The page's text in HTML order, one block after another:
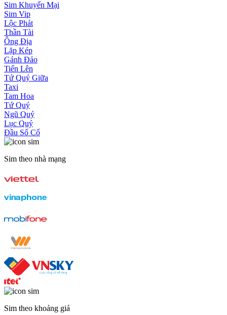
Sim Khuyến Mại
Sim Vip
Lộc Phát
Thần Tài
Ông Địa
Lặp Kép
Gánh Đảo
Tiến Lên
Tứ Quý Giữa
Taxi
Tam Hoa
Tứ Quý
Ngũ Quý
Lục Quý
Đầu Số Cổ
Sim theo nhà mạng
Sim theo khoảng giá